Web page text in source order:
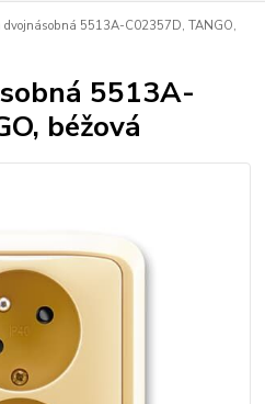
dvojnásobná 5513A-C02357D, TANGO,
5513A-
béžová